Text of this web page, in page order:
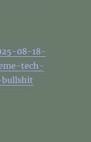
08-18-
tech-
bullshit